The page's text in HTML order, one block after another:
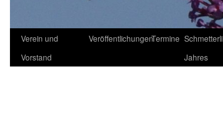
Verein und
Vorstand
VeröffentlichungenTermine
Jahres